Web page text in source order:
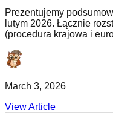
Prezentujemy
lutym 2026. Łącznie
(procedura krajowa i
March 3, 2026
View Article